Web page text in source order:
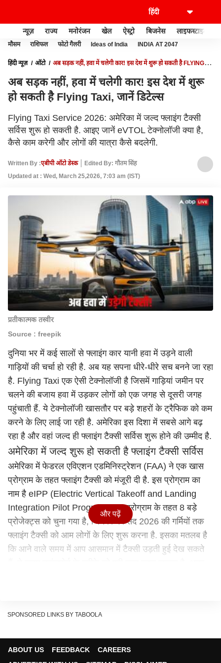
न्यूज़ राज्य मनोरंजन खेल ऐस्ट्रो बिजनेस लाइफस्टाइल
मौसम राशिफल फोटो गैलरी Ideas of India INDIA AT 2047
हिंदी न्यूज़ ऑटो
अब सड़क नहीं, हवा में चलेगी कार! इस देश में शुरू हो सकती है FLYING
अब सड़क नहीं, हवा में चलेगी कार! इस देश में शुरू
हो सकती है Flying Taxi, जानें डिटेल्स
Flying Taxi Service 2026: अमेरिका में जल्द फ्लाइंग टैक्सी
सर्विस शुरू हो सकती है. आइए जानें eVTOL टेक्नोलॉजी क्या है,
कैसे काम करेगी और लोगों की यात्रा कैसे बदलेगी.
Written By :एबीपी ऑटो डेस्क
Edited By: गौतम सिंह
Updated at : Wed, March 25,2026, 7:03 am (IST)
प्रतीकात्मक तस्वीर
Source : freepik
दुनिया भर में कई सालों से फ्लाइंग कार यानी हवा में उड़ने वाली
गाड़ियों की चर्चा हो रही है. अब यह सपना धीरे-धीरे सच बनने जा रहा
है. Flying Taxi एक ऐसी टेक्नोलॉजी है जिसमें गाड़ियां जमीन पर
चलने की बजाय हवा में उड़कर लोगों को एक जगह से दूसरी जगह
पहुंचाती हैं. ये टेक्नोलॉजी खासतौर पर बड़े शहरों के ट्रैफिक को कम
करने के लिए लाई जा रही है. अमेरिका इस दिशा में सबसे आगे बढ़
रहा है और वहां जल्द ही फ्लाइंग टैक्सी सर्विस शुरू होने की उम्मीद है.
अमेरिका में जल्द शुरू हो सकती है फ्लाइंग टैक्सी सर्विस
अमेरिका में फेडरल एविएशन एडमिनिस्ट्रेशन (FAA) ने एक खास
प्रोग्राम के तहत फ्लाइंग टैक्सी को मंजूरी दी है. इस प्रोग्राम का
नाम है eIPP (Electric Vertical Takeoff and Landing
Integration Pilot Program). इस प्रोग्राम के तहत 8 बड़े
प्रोजेक्ट्स को चुना गया है, जिनका मकसद 2026 की गर्मियों तक
फ्लाइंग टैक्सी को आम लोगों के लिए शुरू करना है. इसका मतलब है
कि आने वाले समय में आप आसमान में टैक्सी उड़ती हुई देख सकते
Landing. यानी ये एयरक्राफ्ट हेलिकॉप्टर की तरह सीधे ऊपर उड़
और पढ़ें
SPONSORED LINKS BY TABOOLA
ABOUT US FEEDBACK
CAREERS